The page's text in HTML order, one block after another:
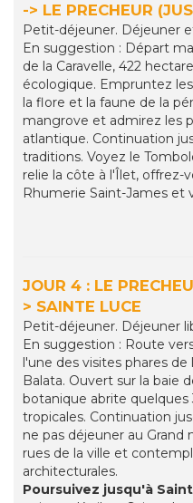
-> LE PRECHEUR
Petit-déjeuner. Déjeuner
En suggestion : Départ
de la Caravelle, 422
écologique. Empruntez
la flore et la faune de la
mangrove et admirez les
atlantique. Continuation
traditions. Voyez le
relie la côte à l'Îlet, offrez-
Rhumerie Saint-James et
JOUR 4 : LE
> SAINTE LUCE
Petit-déjeuner. Déjeuner
En suggestion : Route
l'une des visites phares
Balata. Ouvert sur la baie
botanique abrite
tropicales. Continuation
ne pas déjeuner au Grand
rues de la ville et
architecturales.
Poursuivez jusqu'à